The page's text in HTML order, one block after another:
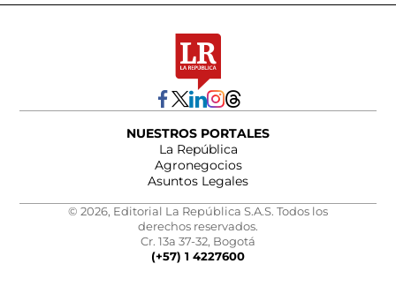
NUESTROS PORTALES
La República
Agronegocios
Asuntos Legales
© 2026, Editorial La República S.A.S. Todos los
derechos reservados.
Cr. 13a 37-32, Bogotá
(+57) 1 4227600